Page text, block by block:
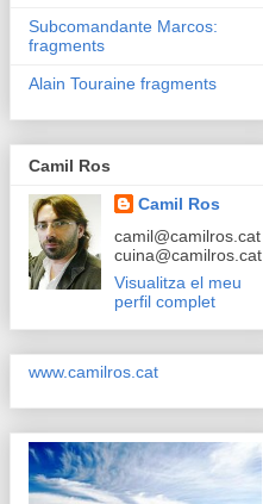
Subcomandante Marcos:
fragments
Alain Touraine fragments
Camil Ros
Camil Ros
camil@camilros.cat
cuina@camilros.cat
Visualitza el meu
perfil complet
www.camilros.cat